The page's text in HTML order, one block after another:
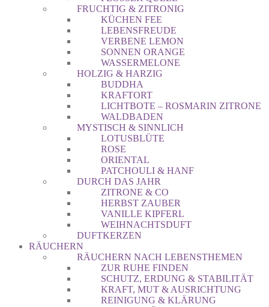
FRUCHTIG & ZITRONIG
KÜCHEN FEE
LEBENSFREUDE
VERBENE LEMON
SONNEN ORANGE
WASSERMELONE
HOLZIG & HARZIG
BUDDHA
KRAFTORT
LICHTBOTE – ROSMARIN ZITRONE
WALDBADEN
MYSTISCH & SINNLICH
LOTUSBLÜTE
ROSE
ORIENTAL
PATCHOULI & HANF
DURCH DAS JAHR
ZITRONE & CO
HERBST ZAUBER
VANILLE KIPFERL
WEIHNACHTSDUFT
DUFTKERZEN
RÄUCHERN
RÄUCHERN NACH LEBENSTHEMEN
ZUR RUHE FINDEN
SCHUTZ, ERDUNG & STABILITÄT
KRAFT, MUT & AUSRICHTUNG
REINIGUNG & KLÄRUNG